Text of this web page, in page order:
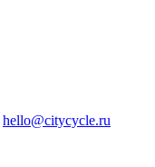
hello@citycycle.ru